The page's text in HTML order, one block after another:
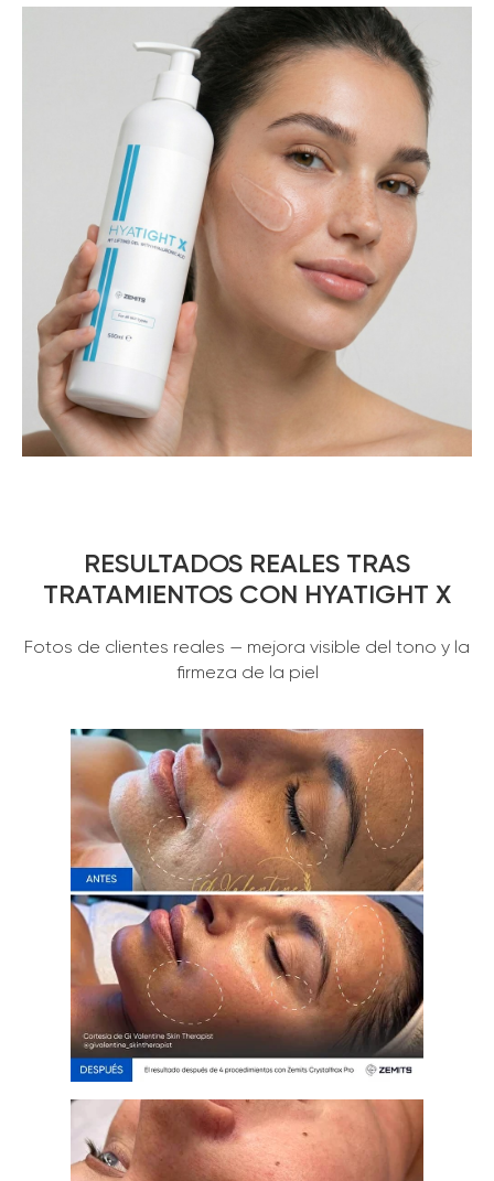
RESULTADOS REALES TRAS
TRATAMIENTOS CON HYATIGHT X
Fotos de clientes reales — mejora visible del tono y la
firmeza de la piel